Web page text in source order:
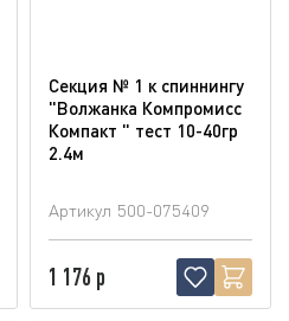
Секция № 1 к спиннингу
"Волжанка Компромисс
Компакт " тест 10-40гр
2.4м
Артикул 500-075409
1 176 р